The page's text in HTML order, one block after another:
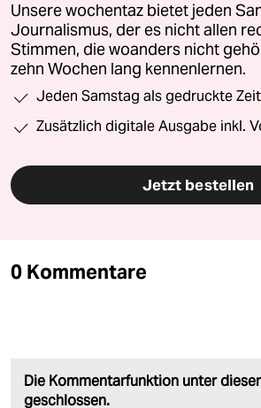
Unsere wochentaz bietet jeden
Journalismus, der es nicht allen
Stimmen, die woanders nicht
zehn Wochen lang kennenlernen.
Jeden Samstag als gedruckte
Zusätzlich digitale Ausgabe inkl.
Jetzt bestellen
0 Kommentare
Die Kommentarfunktion unter
geschlossen.